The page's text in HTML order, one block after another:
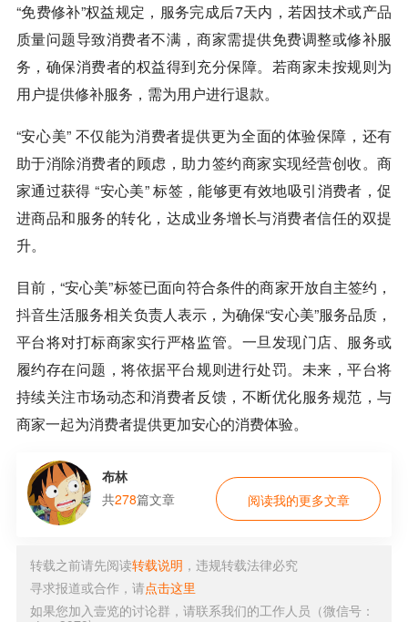
“免费修补”权益规定，服务完成后7天内，若因技术或产品
质量问题导致消费者不满，商家需提供免费调整或修补服
务，确保消费者的权益得到充分保障。若商家未按规则为
用户提供修补服务，需为用户进行退款。
“安心美” 不仅能为消费者提供更为全面的体验保障，还有
助于消除消费者的顾虑，助力签约商家实现经营创收。商
家通过获得 “安心美” 标签，能够更有效地吸引消费者，促
进商品和服务的转化，达成业务增长与消费者信任的双提
升。
目前，“安心美”标签已面向符合条件的商家开放自主签约，
抖音生活服务相关负责人表示，为确保“安心美”服务品质，
平台将对打标商家实行严格监管。一旦发现门店、服务或
履约存在问题，将依据平台规则进行处罚。未来，平台将
持续关注市场动态和消费者反馈，不断优化服务规范，与
商家一起为消费者提供更加安心的消费体验。
布林
共278篇文章 阅读我的更多文章
转载之前请先阅读转载说明 ，违规转载法律必究
寻求报道或合作，请点击这里
如果您加入壹览的讨论群，请联系我们的工作人员（微信号：